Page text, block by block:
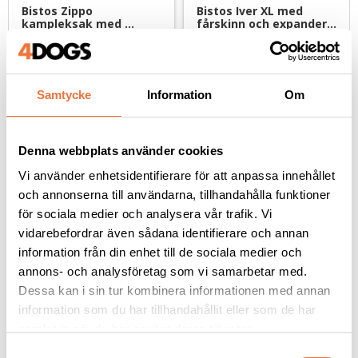
Samtycke Information Om
Denna webbplats använder cookies
Vi använder enhetsidentifierare för att anpassa innehållet
och annonserna till användarna, tillhandahålla funktioner
för sociala medier och analysera vår trafik. Vi
vidarebefordrar även sådana identifierare och annan
information från din enhet till de sociala medier och
annons- och analysföretag som vi samarbetar med.
Dessa kan i sin tur kombinera informationen med annan
information som du har tillhandahållit eller som de har
Bistos Zippo
kampleksak med
199kr
Bistos Iver XL med
fårskinn och expander
Svensktillverkad, ca 125 cm lång
299kr
Andra köpte även